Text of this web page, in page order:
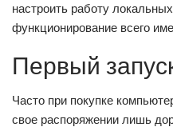
настроить работу
функционирование всего
Первый
Часто при покупке
свое распоряжении лишь